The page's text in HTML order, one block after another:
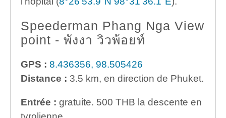
Speederman Phang Nga View
point - พังงา วิวพ้อยท์
GPS : 8.436356, 98.505426
Distance : 3.5 km, en direction de Phuket.
Entrée : gratuite. 500 THB la descente en